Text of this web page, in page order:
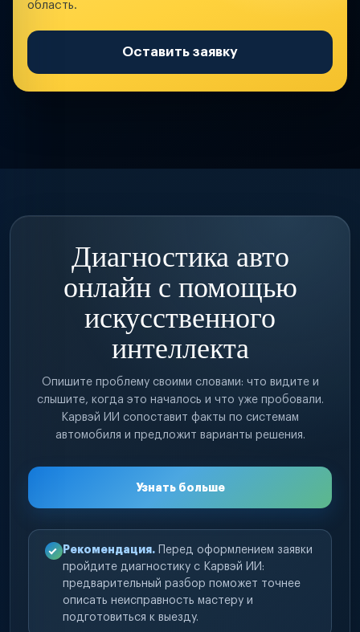
область.
Оставить заявку
Диагностика авто
онлайн с помощью
искусственного
интеллекта
Опишите проблему своими словами: что видите и
слышите, когда это началось и что уже пробовали.
Карвэй ИИ сопоставит факты по системам
автомобиля и предложит варианты решения.
Узнать больше
Рекомендация. Перед оформлением заявки
пройдите диагностику с Карвэй ИИ:
предварительный разбор поможет точнее
описать неисправность мастеру и
подготовиться к выезду.